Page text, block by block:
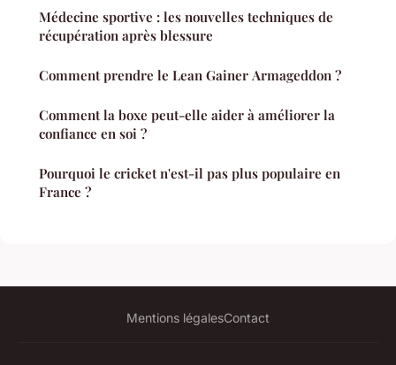
Médecine sportive : les nouvelles techniques de
récupération après blessure
Comment prendre le Lean Gainer Armageddon ?
Comment la boxe peut-elle aider à améliorer la
confiance en soi ?
Pourquoi le cricket n'est-il pas plus populaire en
France ?
Mentions légalesContact